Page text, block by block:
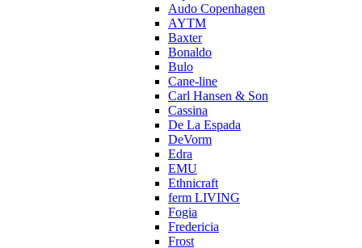
Audo Copenhagen
AYTM
Baxter
Bonaldo
Bulo
Cane-line
Carl Hansen & Son
Cassina
De La Espada
DeVorm
Edra
EMU
Ethnicraft
ferm LIVING
Fogia
Fredericia
Frost